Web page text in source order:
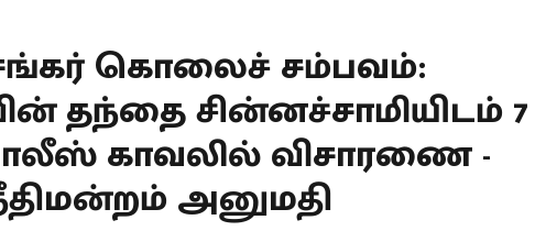
கொலைச் சம்பவம் :
தந்தை சின்னச்சாமியிடம் 7
காவலில் விசாரணை -
அனுமதி